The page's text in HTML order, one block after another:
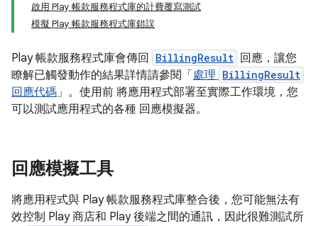
啟用 Play 帳款服務程式庫的計費覆寫測試
模擬 Play 帳款服務程式庫錯誤
Play 帳款服務程式庫會傳回 BillingResult 回應，讓您
瞭解已觸發動作的結果詳情請參閱「 處理 BillingResult
回應代碼」。使用前 將應用程式部署至實際工作環境，您
可以測試應用程式的各種 回應模擬器。
回應模擬工具
將應用程式與 Play 帳款服務程式庫整合後，您可能無法有
效控制 Play 商店和 Play 後端之間的通訊，因此很難測試所